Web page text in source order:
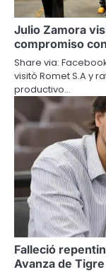
Julio Zamora
compromiso
Share via:
visitó Romet S.A y
productivo…
Falleció
Avanza de